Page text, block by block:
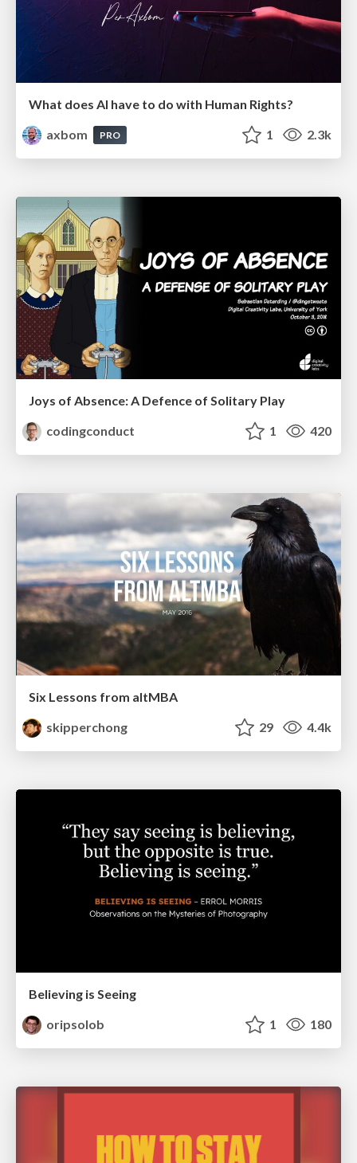
What does AI have to do with Human Rights?
axbom
PRO 1 2.3k
Joys of Absence: A Defence of Solitary Play
codingconduct
1 420
Six Lessons from altMBA
skipperchong
29 4.4k
Believing is Seeing
oripsolob
1 180